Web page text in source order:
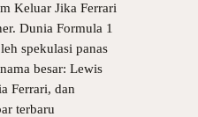
Keluar Jika Ferrari
Dunia Formula 1
spekulasi panas
besar: Lewis
Ferrari, dan
terbaru